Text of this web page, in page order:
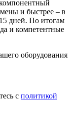
и быстрее – в
дней. По итогам
и компетентные
оборудования
с политикой